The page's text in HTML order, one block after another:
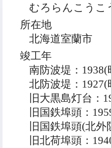
むろらんこうこ
所在地
北海道室蘭市
竣工年
南防波堤：
北防波堤：
旧大黒島灯台：
旧国鉄埠頭：
旧国鉄埠頭(北
旧北荷埠頭：